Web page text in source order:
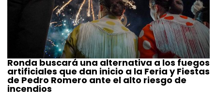
Ronda buscará una alternativa a los fuegos
artificiales que dan inicio a la Feria y Fiestas
de Pedro Romero ante el alto riesgo de
incendios